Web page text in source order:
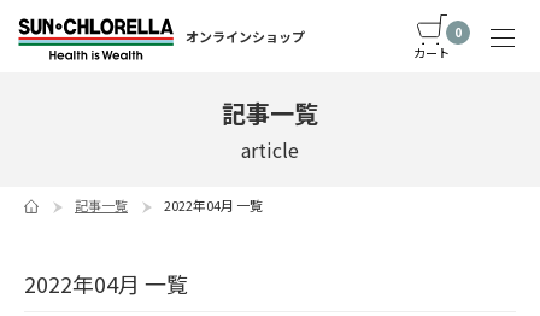
オンラインショップ
0
カート
記事一覧
article
記事一覧 2022年04月 一覧
2022年04月 一覧